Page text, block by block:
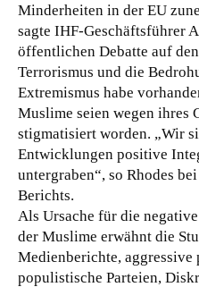
Minderheiten in der EU
sagte IHF-Geschäftsführer
öffentlichen Debatte auf
Terrorismus und die
Extremismus habe
Muslime seien wegen ihres
stigmatisiert worden. „Wir
Entwicklungen positive
untergraben“, so Rhodes
Berichts.
Als Ursache für die
der Muslime erwähnt die
Medienberichte,
populistische Parteien,